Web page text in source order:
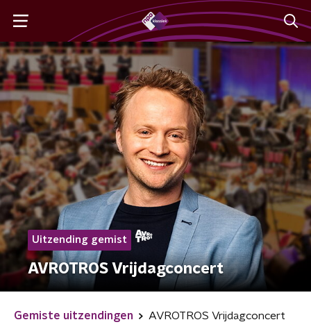
Uitzending gemist
AVROTROS Vrijdagconcert
Gemiste uitzendingen AVROTROS Vrijdagconcert